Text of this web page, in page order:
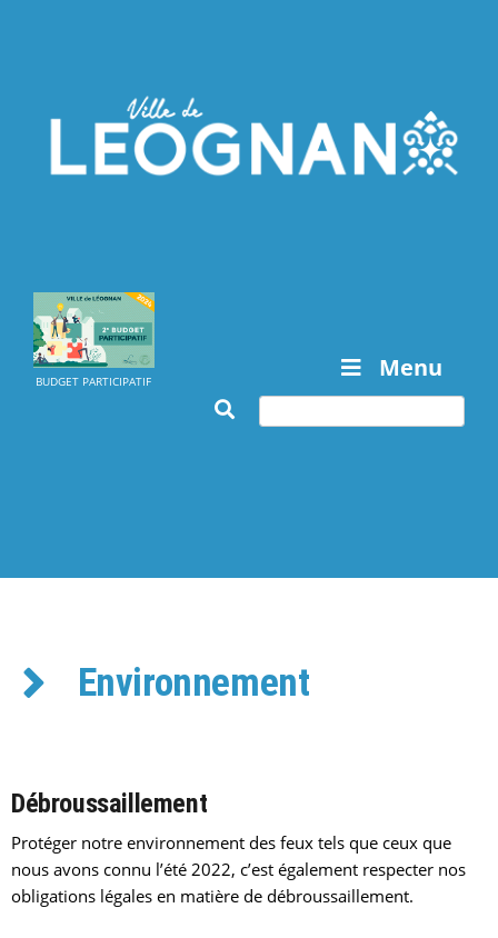
BUDGET PARTICIPATIF Menu
Environnement
Débroussaillement
Protéger notre environnement des feux tels que ceux que
nous avons connu l’été 2022, c’est également respecter nos
obligations légales en matière de débroussaillement.